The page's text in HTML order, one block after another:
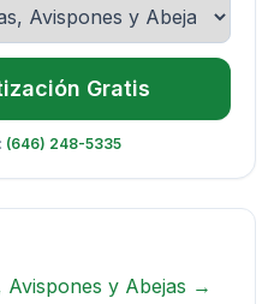
Gratis
(646) 248-5335
Avispones y Abejas →